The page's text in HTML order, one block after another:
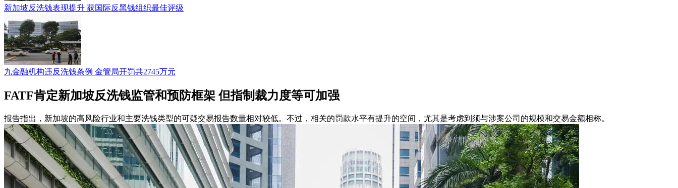
新加坡反洗钱表现提升 获国际反黑钱组织最佳评级
九金融机构违反洗钱条例 金管局开罚共2745万元
FATF肯定新加坡反洗钱监管和预防框架 但指制裁力度等可加强
报告指出，新加坡的高风险行业和主要洗钱类型的可疑交易报告数量相对较低。不过，相关的罚款水平有提升的空间，尤其是考虑到须与涉案公司的规模和交易金额相称。